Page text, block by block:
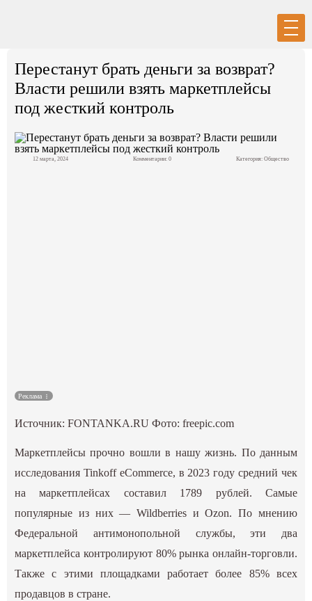
Вход
Политика
Перестанут брать деньги за возврат?
Власти решили взять маркетплейсы
под жесткий контроль
12 марта, 2024 Комментарии: 0 Категория: Общество
Реклама
Источник:FONTANKA.RU Фото: freepic.com
Маркетплейсы прочно вошли в нашу жизнь. По данным
исследования Tinkoff eCommerce, в 2023 году средний чек
на маркетплейсах составил 1789 рублей. Самые
популярные из них — Wildberries и Ozon. По мнению
Федеральной антимонопольной службы, эти два
маркетплейса контролируют 80% рынка онлайн-торговли.
Также с этими площадками работает более 85% всех
продавцов в стране.